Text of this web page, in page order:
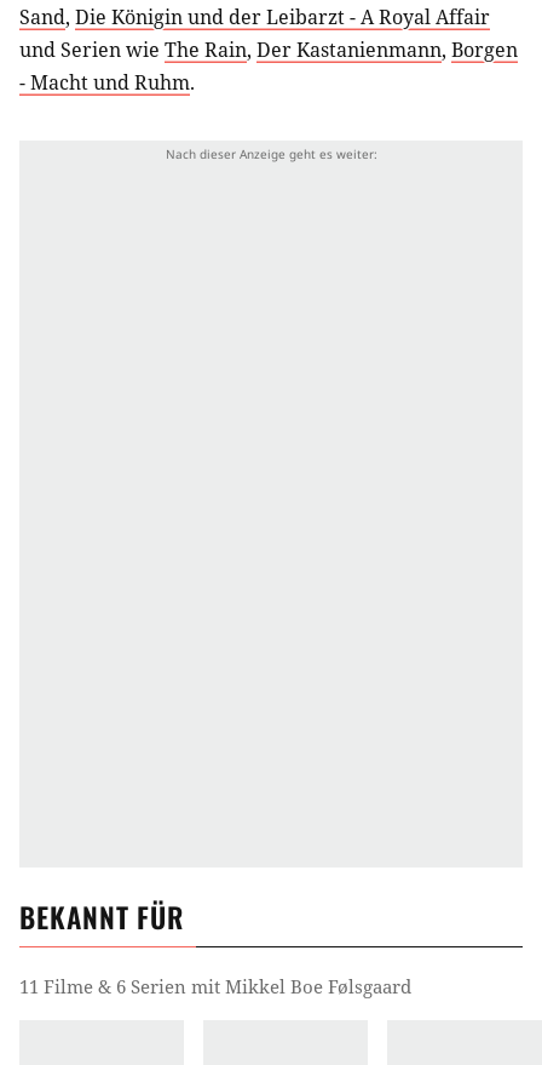
Sand, Die Königin und der Leibarzt - A Royal Affair
und Serien wie The Rain, Der Kastanienmann, Borgen
- Macht und Ruhm.
BEKANNT FÜR
11 Filme & 6 Serien mit Mikkel Boe Følsgaard